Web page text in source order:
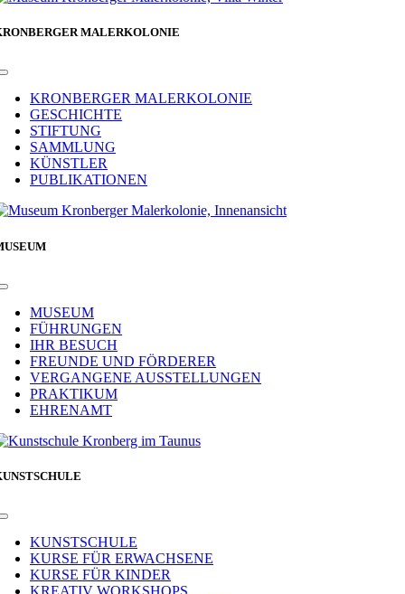
MALERKOLONIE
Toggle
NavigationKRONBERGER MALERKOLONIE
GESCHICHTE
STIFTUNG
SAMMLUNG
KÜNSTLER
PUBLIKATIONEN
Toggle
NavigationMUSEUM
FÜHRUNGEN
IHR BESUCH
FREUNDE UND FÖRDERER
VERGANGENE AUSSTELLUNGEN
PRAKTIKUM
EHRENAMT
Toggle
NavigationKUNSTSCHULE
KURSE FÜR ERWACHSENE
KURSE FÜR KINDER
KREATIV WORKSHOPS